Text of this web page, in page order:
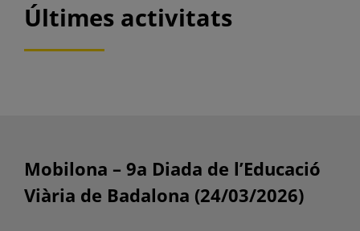
Últimes activitats
Mobilona – 9a Diada de l’Educació
Viària de Badalona (24/03/2026)